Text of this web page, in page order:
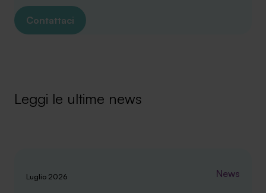
all'Oam n.M336
Contattaci
Leggi le ultime news
Luglio 2026 News